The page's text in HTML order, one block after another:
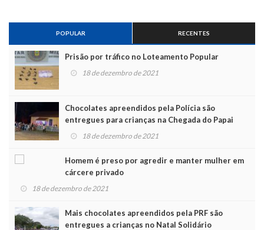
POPULAR RECENTES
Prisão por tráfico no Loteamento Popular
18 de dezembro de 2021
Chocolates apreendidos pela Polícia são
entregues para crianças na Chegada do Papai
Noel
18 de dezembro de 2021
Homem é preso por agredir e manter mulher em
cárcere privado
18 de dezembro de 2021
Mais chocolates apreendidos pela PRF são
entregues a crianças no Natal Solidário